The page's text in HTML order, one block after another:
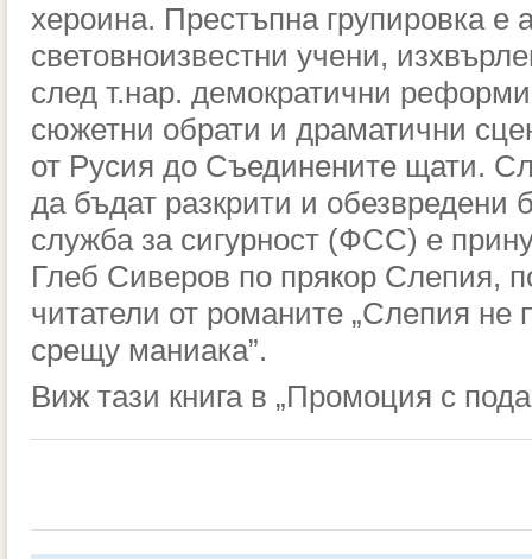
хероина. Престъпна групировка е
световноизвестни учени,
след т.нар. демократични
сюжетни обрати и драматични
от Русия до Съединените щати.
да бъдат разкрити и обезвредени
служба за сигурност (ФСС) е
Глеб Сиверов по прякор Слепия,
читатели от романите „Слепия не
срещу маниака”.
Виж тази книга в „Промоция с